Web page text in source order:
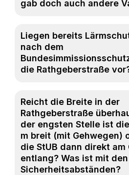
gab doch auch andere
Liegen bereits
nach dem
die Rathgeberstraße
Reicht die Breite in der
Rathgeberstraße
der engsten Stelle ist
m breit (mit Gehwegen)
die StUB dann direkt am
entlang? Was ist mit den
Sicherheitsabständen?